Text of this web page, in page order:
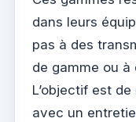
dans leurs
pas à des
de gamme ou à
L’objectif est
avec un